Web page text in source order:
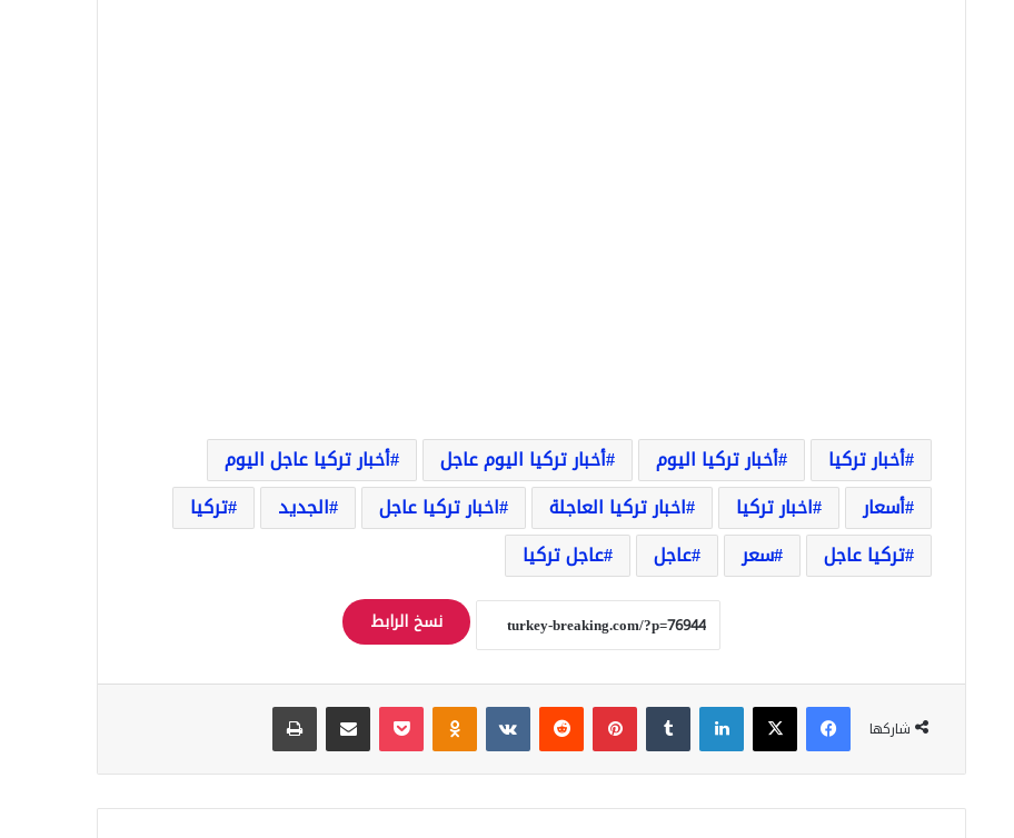
أخبار تركيا أخبار تركيا اليوم أخبار تركيا اليوم عاجل
أخبار تركيا عاجل اليوم
أسعار
اخبار تركيا اخبار تركيا العاجلة اخبار تركيا عاجل الجديد
تركيا
تركيا عاجل
سعر عاجل عاجل تركيا
نسخ الرابط
شاركها
فيسبوك‫X لينكدإن بينتيريست Odnoklassniki
‫Pocket مشاركة عبر البريد طباعة